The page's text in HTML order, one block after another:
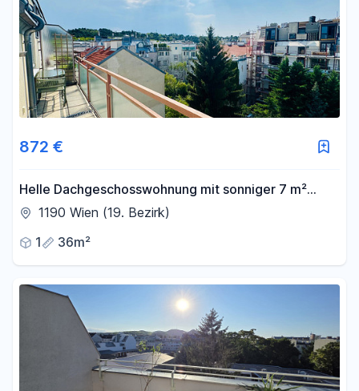
872 €
Helle Dachgeschosswohnung mit sonniger 7 m²
Westterrasse und Garagenplatz in absoluter
1190 Wien (19. Bezirk)
1
36m²